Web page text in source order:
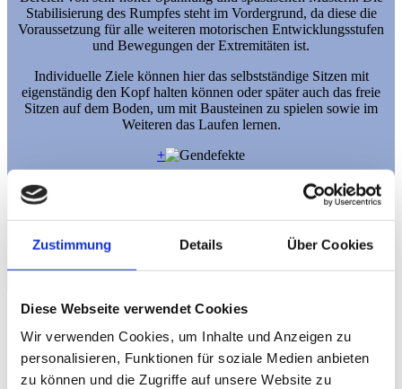
Zustimmung Details Über Cookies
Diese Webseite verwendet Cookies
Wir verwenden Cookies, um Inhalte und Anzeigen zu
personalisieren, Funktionen für soziale Medien anbieten
zu können und die Zugriffe auf unsere Website zu
Stabilisierung des Rumpfes steht im Vordergrund, da diese die
Voraussetzung für alle weiteren motorischen Entwicklungsstufen
und Bewegungen der Extremitäten ist.
Individuelle Ziele können hier das selbstständige Sitzen mit
eigenständig den Kopf halten können oder später auch das freie
Sitzen auf dem Boden, um mit Bausteinen zu spielen sowie im
Weiteren das Laufen lernen.
+
Zentrum für Rehabilitation